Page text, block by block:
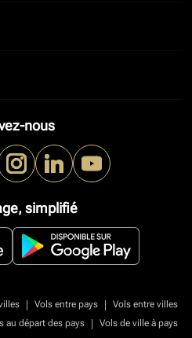
nous
simplifié
| Vols entre pays |
Vols entre villes
au départ des pays | Vols de ville à pays